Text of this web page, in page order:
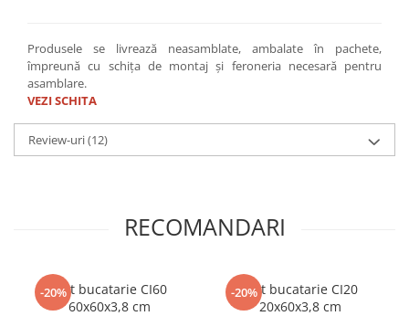
Produsele se livrează neasamblate, ambalate în pachete,
împreună cu schița de montaj și feroneria necesară pentru
asamblare.
VEZI SCHITA
Review-uri(12)
RECOMANDARI
-20%
Blat bucatarie CI60
60x60x3,8 cm
-20%
Blat bucatarie CI20
20x60x3,8 cm